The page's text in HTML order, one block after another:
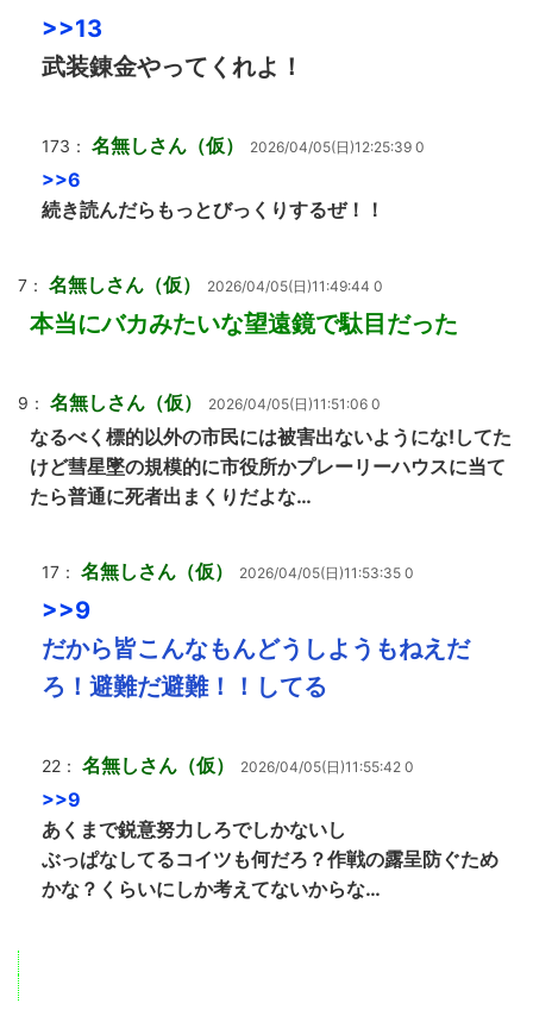
>>13
武装錬金やってくれよ！
173： 名無しさん（仮） 2026/04/05(日)12:25:39 0
>>6
続き読んだらもっとびっくりするぜ！！
7： 名無しさん（仮） 2026/04/05(日)11:49:44 0
本当にバカみたいな望遠鏡で駄目だった
9： 名無しさん（仮） 2026/04/05(日)11:51:06 0
なるべく標的以外の市民には被害出ないようにな!してた
けど彗星墜の規模的に市役所かプレーリーハウスに当て
たら普通に死者出まくりだよな…
17： 名無しさん（仮） 2026/04/05(日)11:53:35 0
>>9
だから皆こんなもんどうしようもねえだ
ろ！避難だ避難！！してる
22： 名無しさん（仮） 2026/04/05(日)11:55:42 0
>>9
あくまで鋭意努力しろでしかないし
ぶっぱなしてるコイツも何だろ？作戦の露呈防ぐため
かな？くらいにしか考えてないからな…